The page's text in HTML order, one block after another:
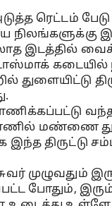
அடுத்த ரெட்டம்
இடத்தில்
துளையிட்டு
மண்ணை
இந்த திருட்டு
முழுவதும்
போதும்,